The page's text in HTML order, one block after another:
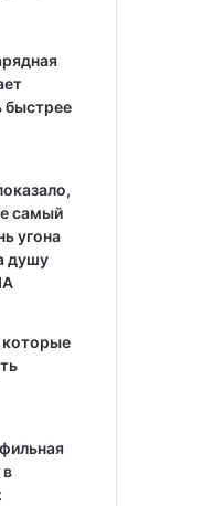
быстрее
самый
угона
душу
которые
в